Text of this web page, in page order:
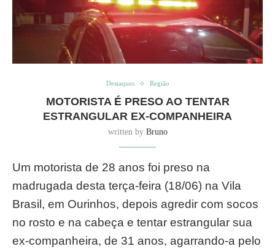
Destaques Região
MOTORISTA É PRESO AO TENTAR
ESTRANGULAR EX-COMPANHEIRA
written by Bruno
Um motorista de 28 anos foi preso na
madrugada desta terça-feira (18/06) na Vila
Brasil, em Ourinhos, depois agredir com socos
no rosto e na cabeça e tentar estrangular sua
ex-companheira, de 31 anos, agarrando-a pelo